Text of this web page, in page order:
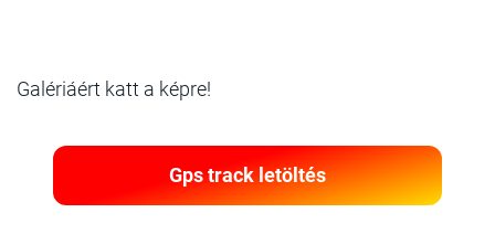
Galériáért katt a képre!
Gps track letöltés